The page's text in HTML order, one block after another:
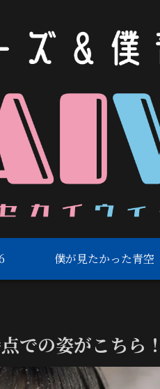
僕が見たかった青空
での姿がこちら！